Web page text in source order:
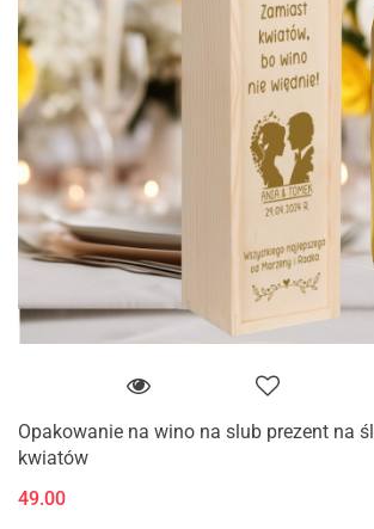
Opakowanie na wino na slub prezent na
kwiatów
49.00